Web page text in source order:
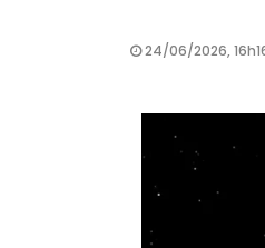
24/06/2026,